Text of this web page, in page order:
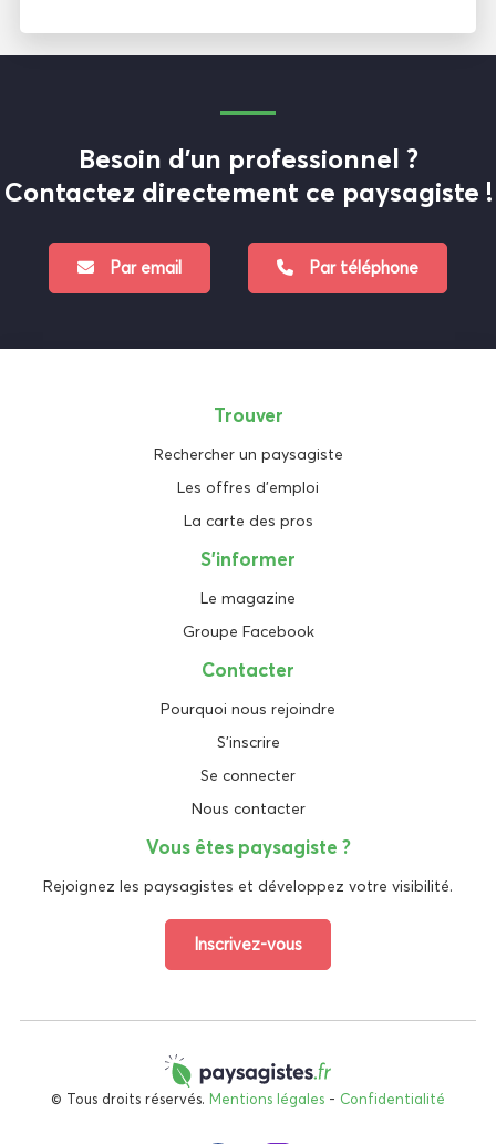
Besoin d'un professionnel ?
Contactez directement ce paysagiste !
Par email Par téléphone
Trouver
Rechercher un paysagiste
Les offres d'emploi
La carte des pros
S'informer
Le magazine
Groupe Facebook
Contacter
Pourquoi nous rejoindre
S'inscrire
Se connecter
Nous contacter
Vous êtes paysagiste ?
Rejoignez les paysagistes et développez votre visibilité.
Inscrivez-vous
© Tous droits réservés. Mentions légales - Confidentialité